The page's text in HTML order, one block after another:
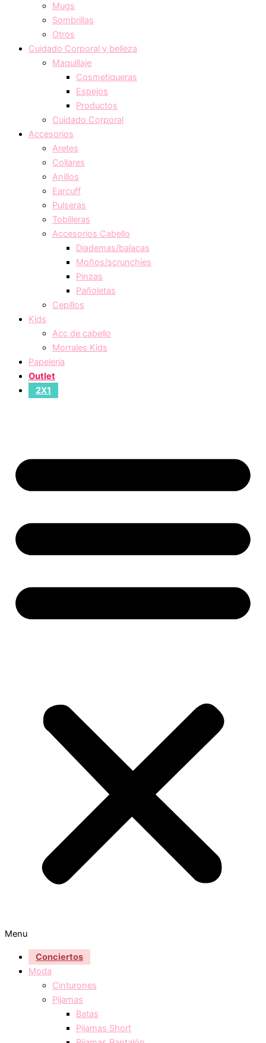
Mugs
Sombrillas
Otros
Cuidado Corporal y belleza
Maquillaje
Cosmetiqueras
Espejos
Productos
Cuidado Corporal
Accesorios
Aretes
Collares
Anillos
Earcuff
Pulseras
Tobilleras
Accesorios Cabello
Diademas/balacas
Moños/scrunchies
Pinzas
Pañoletas
Cepillos
Kids
Acc de cabello
Morrales Kids
Papelería
Outlet
2X1
Menu
Conciertos
Moda
Cinturones
Pijamas
Batas
Pijamas Short